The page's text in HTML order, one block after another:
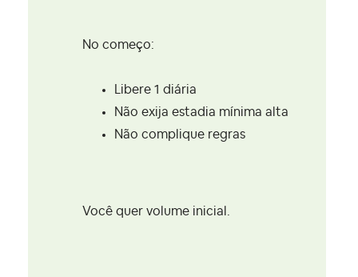
No começo:
Libere 1 diária
Não exija estadia mínima alta
Não complique regras
Você quer volume inicial.